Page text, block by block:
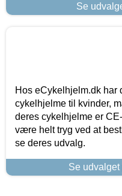
Se
Hos eCykelhjelm.dk har
cykelhjelme til kvinder,
deres cykelhjelme er
være helt tryg ved at
se deres udvalg.
Se